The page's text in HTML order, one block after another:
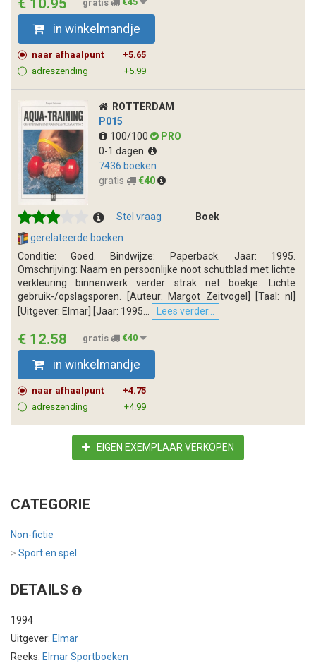
€ 10.95 gratis €45
in winkelmandje
naar afhaalpunt
+5.65
adreszending
+5.99
ROTTERDAM
P015
100/100
PRO
0-1 dagen
7436 boeken
gratis
€40
Stel vraag
Boek
gerelateerde boeken
Conditie: Goed. Bindwijze: Paperback. Jaar: 1995.
Omschrijving: Naam en persoonlijke noot schutblad met lichte
verkleuring binnenwerk verder strak net boekje. Lichte
gebruik-/opslagsporen. [Auteur: Margot Zeitvogel] [Taal: nl]
[Uitgever: Elmar] [Jaar: 1995...
Lees verder...
€ 12.58 gratis €40
in winkelmandje
naar afhaalpunt
+4.75
adreszending
+4.99
EIGEN EXEMPLAAR VERKOPEN
CATEGORIE
Non-fictie
> Sport en spel
DETAILS
1994
Uitgever: Elmar
Reeks: Elmar Sportboeken